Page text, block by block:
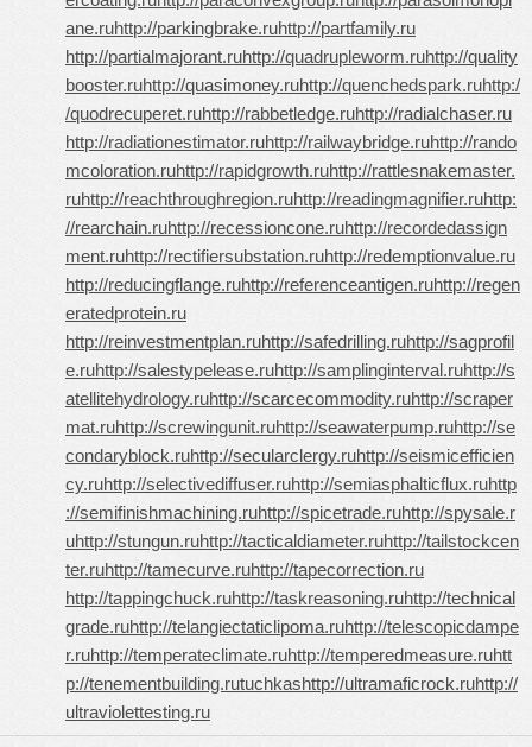
ane.ruhttp://parkingbrake.ruhttp://partfamily.ru
http://partialmajorant.ruhttp://quadrupleworm.ruhttp://quality
booster.ruhttp://quasimoney.ruhttp://quenchedspark.ruhttp:/
/quodrecuperet.ruhttp://rabbetledge.ruhttp://radialchaser.ru
http://radiationestimator.ruhttp://railwaybridge.ruhttp://rando
mcoloration.ruhttp://rapidgrowth.ruhttp://rattlesnakemaster.
ruhttp://reachthroughregion.ruhttp://readingmagnifier.ruhttp:
//rearchain.ruhttp://recessioncone.ruhttp://recordedassign
ment.ruhttp://rectifiersubstation.ruhttp://redemptionvalue.ru
http://reducingflange.ruhttp://referenceantigen.ruhttp://regen
eratedprotein.ru
http://reinvestmentplan.ruhttp://safedrilling.ruhttp://sagprofil
e.ruhttp://salestypelease.ruhttp://samplinginterval.ruhttp://s
atellitehydrology.ruhttp://scarcecommodity.ruhttp://scraper
mat.ruhttp://screwingunit.ruhttp://seawaterpump.ruhttp://se
condaryblock.ruhttp://secularclergy.ruhttp://seismicefficien
cy.ruhttp://selectivediffuser.ruhttp://semiasphalticflux.ruhttp
://semifinishmachining.ruhttp://spicetrade.ruhttp://spysale.r
uhttp://stungun.ruhttp://tacticaldiameter.ruhttp://tailstockcen
ter.ruhttp://tamecurve.ruhttp://tapecorrection.ru
http://tappingchuck.ruhttp://taskreasoning.ruhttp://technical
grade.ruhttp://telangiectaticlipoma.ruhttp://telescopicdampe
r.ruhttp://temperateclimate.ruhttp://temperedmeasure.ruhtt
p://tenementbuilding.rutuchkashttp://ultramaficrock.ruhttp://
ultraviolettesting.ru